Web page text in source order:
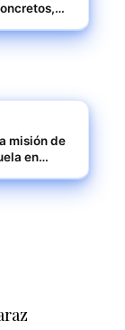
misión de
en